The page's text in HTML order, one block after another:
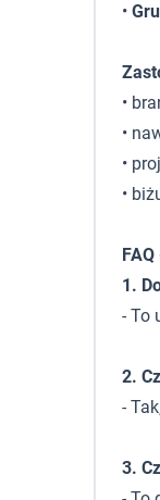
•
•
•
•
•
1.
- To
2.
-
3.